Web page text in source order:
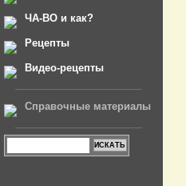
ЧА-ВО и как?
Рецепты
Видео-рецепты
Справочные материалы